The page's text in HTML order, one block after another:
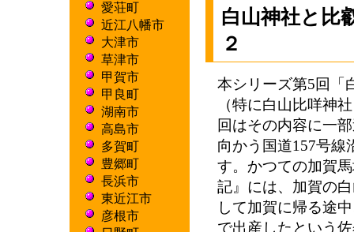
愛荘町
近江八幡市
大津市
草津市
甲賀市
甲良町
湖南市
高島市
多賀町
豊郷町
長浜市
東近江市
彦根市
白山神社と
２
本シリーズ第5回「
（特に白山比咩神
回はその内容に一
向かう国道157号線
す。かつての加賀
記』には、加賀の
して加賀に帰る途
で出産したという